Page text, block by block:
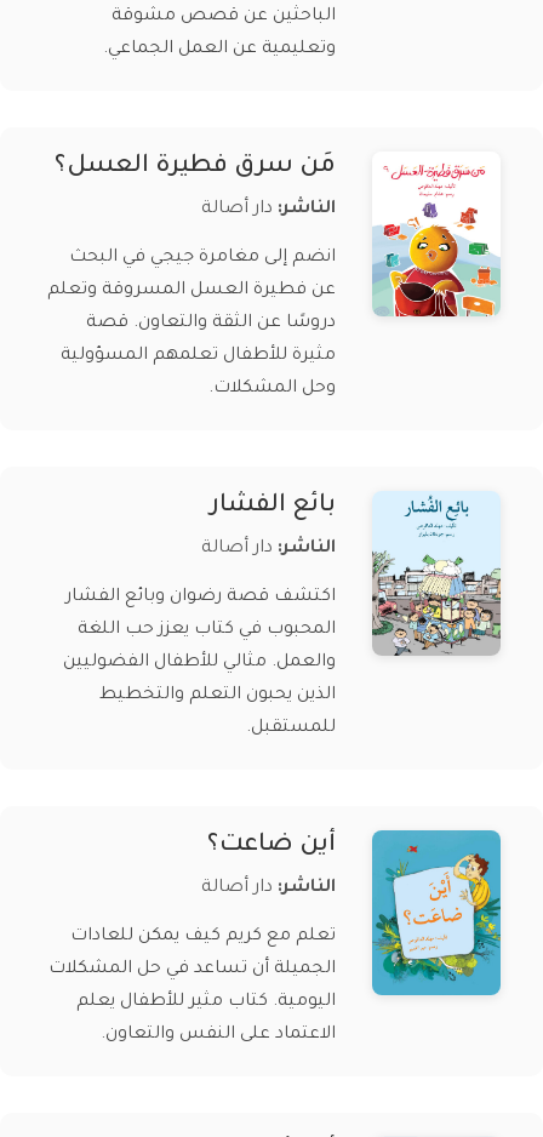
الباحثين عن قصص مشوقة
وتعليمية عن العمل الجماعي.
مَن سرق فطيرة العسل؟
الناشر: دار أصالة
انضم إلى مغامرة جيجي في البحث
عن فطيرة العسل المسروقة وتعلم
دروسًا عن الثقة والتعاون. قصة
مثيرة للأطفال تعلمهم المسؤولية
وحل المشكلات.
بائع الفشار
الناشر: دار أصالة
اكتشف قصة رضوان وبائع الفشار
المحبوب في كتاب يعزز حب اللغة
والعمل. مثالي للأطفال الفضوليين
الذين يحبون التعلم والتخطيط
للمستقبل.
أين ضاعت؟
الناشر: دار أصالة
تعلم مع كريم كيف يمكن للعادات
الجميلة أن تساعد في حل المشكلات
اليومية. كتاب مثير للأطفال يعلم
الاعتماد على النفس والتعاون.